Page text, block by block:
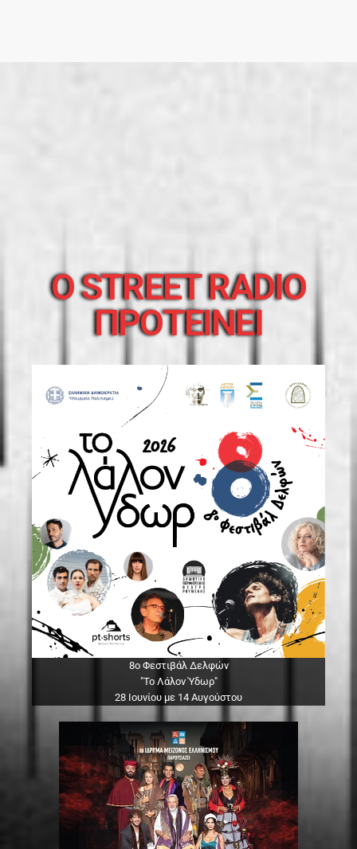
O STREET RADIO
ΠΡΟΤΕΙΝΕΙ
8ο Φεστιβάλ Δελφών
"Το Λάλον Ύδωρ"
28 Ιουνίου με 14 Αυγούστου